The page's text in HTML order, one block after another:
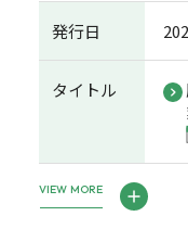
発行日
タイトル
VIEW MORE